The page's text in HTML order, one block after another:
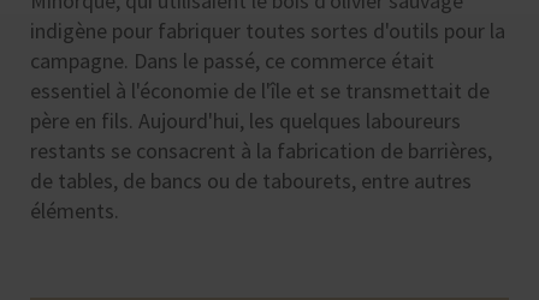
indigène pour fabriquer toutes sortes d'outils pour la
campagne. Dans le passé, ce commerce était
essentiel à l'économie de l'île et se transmettait de
père en fils. Aujourd'hui, les quelques laboureurs
restants se consacrent à la fabrication de barrières,
de tables, de bancs ou de tabourets, entre autres
éléments.